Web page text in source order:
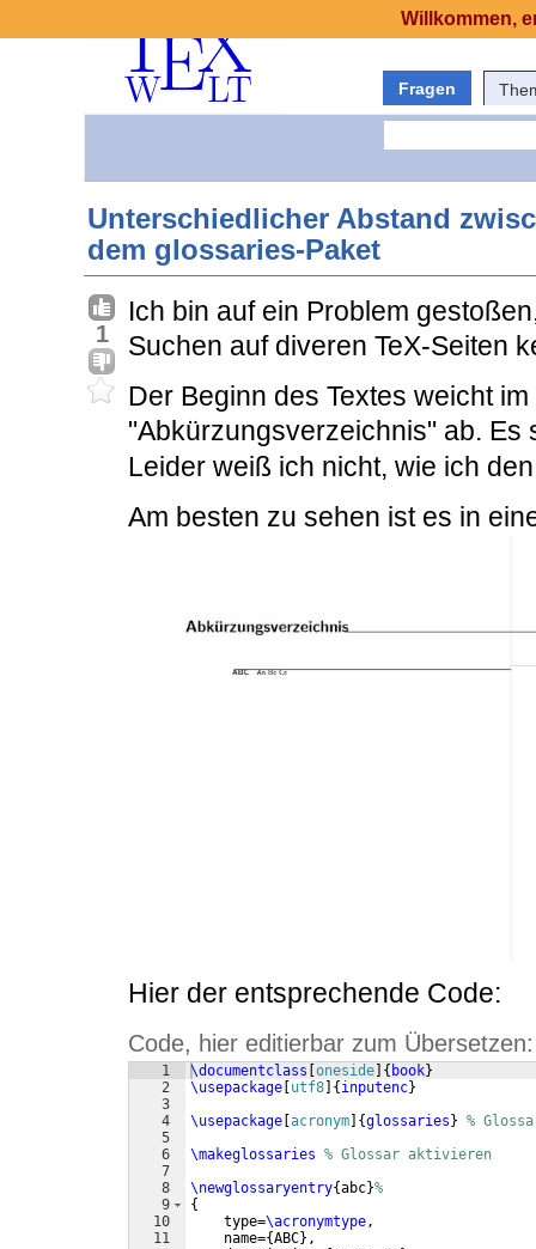
Fragen
Unterschiedlicher Abstand
dem glossaries-Paket
1
Ich bin auf ein Problem
Suchen auf diveren TeX-Seiten
Der Beginn des Textes weicht
"Abkürzungsverzeichnis" ab. Es
Leider weiß ich nicht, wie ich
Am besten zu sehen ist es in
Hier der entsprechende Code:
Code, hier editierbar zum Übersetzen:
1
2
3
4
5
6
7
8
9
10
11
\documentclass oneside { book}
\usepackage utf8 { inputenc}
\usepackage acronym {glossaries } %
\makeglossaries % Glossar aktivieren
\newglossaryentry{abc}%
{
    type=
\acronymtype,
    name=
{ABC} ,
Willkommen,